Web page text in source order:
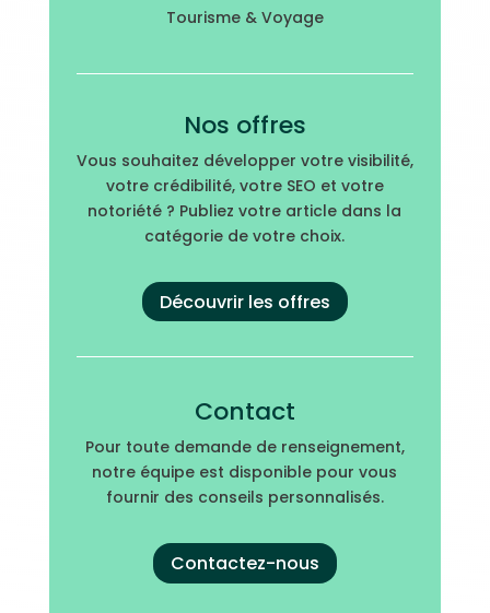
Tourisme & Voyage
Nos offres
Vous souhaitez développer votre visibilité,
votre crédibilité, votre SEO et votre
notoriété ? Publiez votre article dans la
catégorie de votre choix.
Découvrir les offres
Contact
Pour toute demande de renseignement,
notre équipe est disponible pour vous
fournir des conseils personnalisés.
Contactez-nous